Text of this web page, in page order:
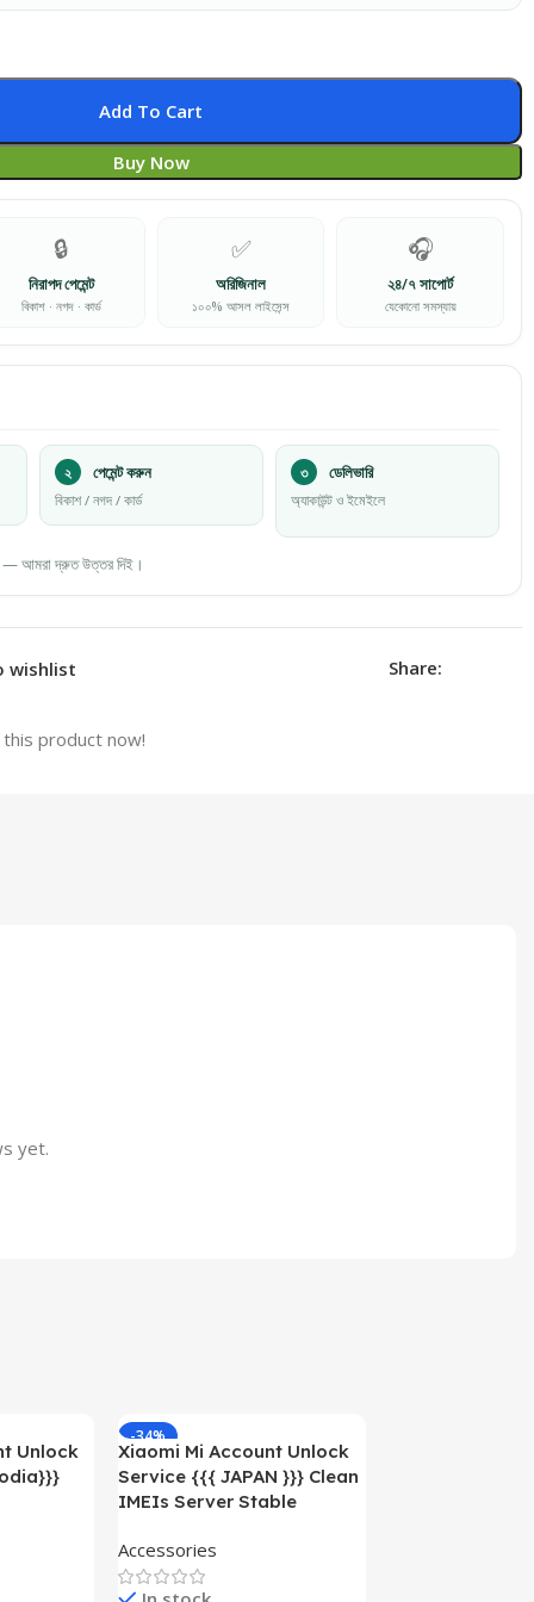
Add To Cart
Buy Now
🔒
নিরাপদ পেমেন্ট
বিকাশ · নগদ · কার্ড
✅
অরিজিনাল
১০০% আসল লাইসেন্স
🎧
২৪/৭ সাপোর্ট
যেকোনো সমস্যায়
২ পেমেন্ট করুন
বিকাশ / নগদ / কার্ড
৩ ডেলিভারি
অ্যাকাউন্ট ও ইমেইলে
— আমরা দ্রুত উত্তর দিই।
wishlist Share:
product now!
yet.
Unlock
-34%
Xiaomi Mi Account Unlock
Service {{{ JAPAN }}} Clean
IMEIs Server Stable
Accessories